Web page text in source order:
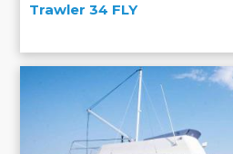
Trawler 34 FLY